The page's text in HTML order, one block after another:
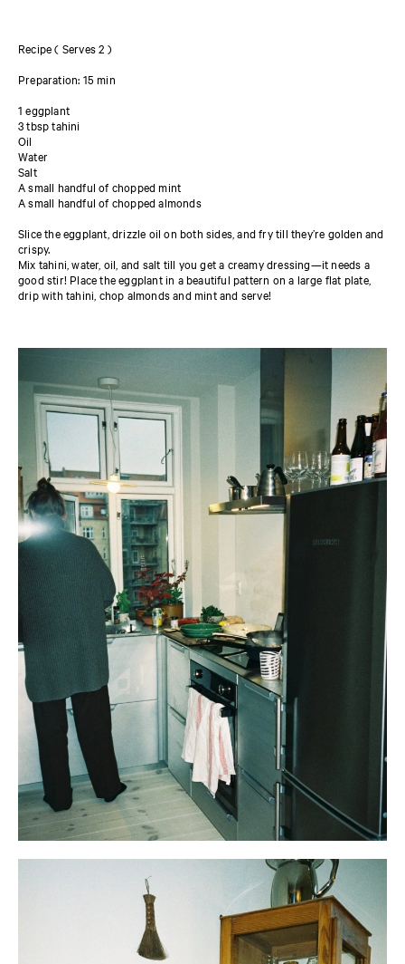
Recipe ( Serves 2 )
Preparation: 15 min
1 eggplant
3 tbsp tahini
Oil
Water
Salt
A small handful of chopped mint
A small handful of chopped almonds
Slice the eggplant, drizzle oil on both sides, and fry till they’re golden and
crispy.
Mix tahini, water, oil, and salt till you get a creamy dressing—it needs a
good stir! Place the eggplant in a beautiful pattern on a large flat plate,
drip with tahini, chop almonds and mint and serve!